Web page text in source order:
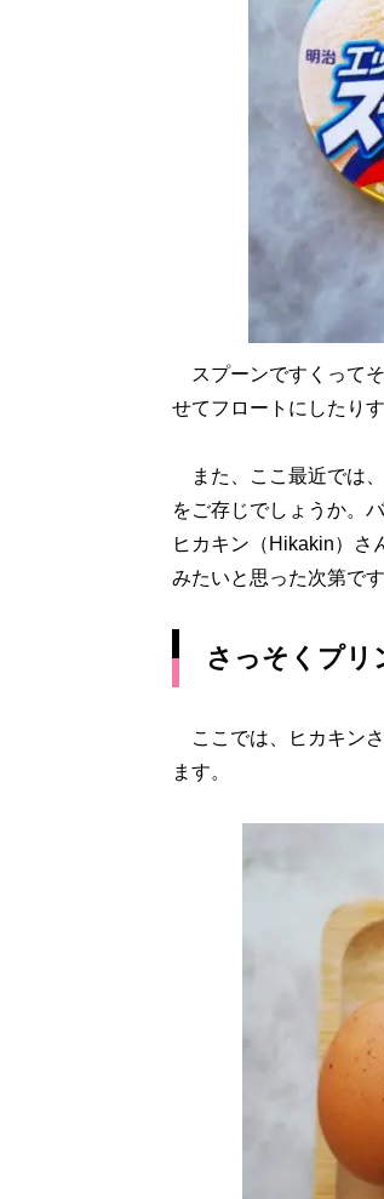
スプーンですくって
せてフロートにしたり
また、ここ最近では
をご存じでしょうか。
ヒカキン（Hikakin）さ
みたいと思った次第です
さっそくプリ
ここでは、ヒカキン
ます。